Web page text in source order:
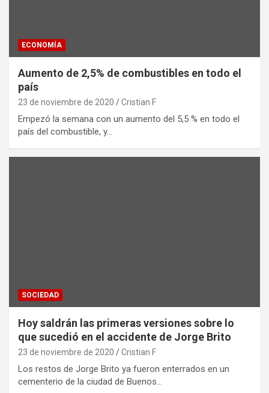
ECONOMÍA
Aumento de 2,5% de combustibles en todo el
país
23 de noviembre de 2020 Cristian F
Empezó la semana con un aumento del 5,5 % en todo el
país del combustible, y…
SOCIEDAD
Hoy saldrán las primeras versiones sobre lo
que sucedió en el accidente de Jorge Brito
23 de noviembre de 2020 Cristian F
Los restos de Jorge Brito ya fueron enterrados en un
cementerio de la ciudad de Buenos…